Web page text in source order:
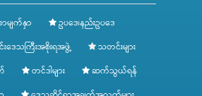
မျက်နှာ
ဥပဒေ၊နည်းဥပဒေ
ဒေသကြီးအစိုးရအဖွဲ့
သတင်းများ
တင်ဒါများ
ဆက်သွယ်ရန်